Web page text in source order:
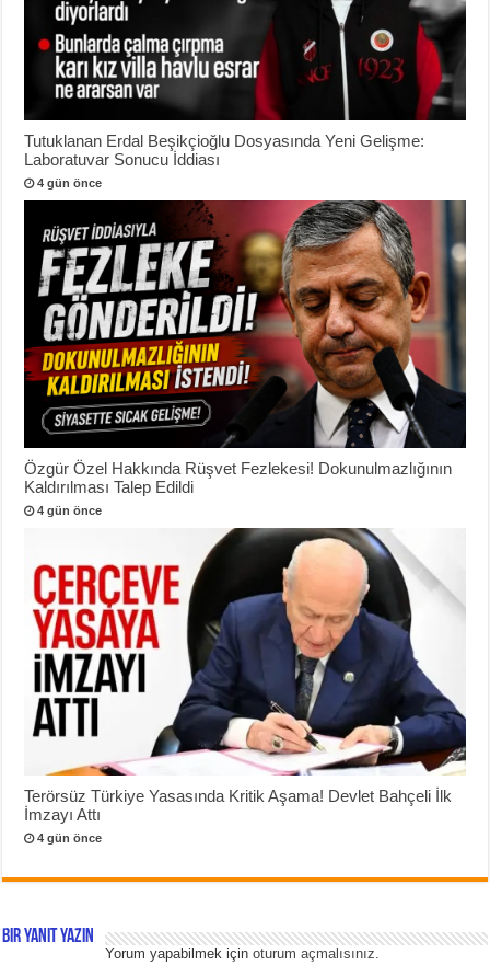
Tutuklanan Erdal Beşikçioğlu Dosyasında Yeni Gelişme:
Laboratuvar Sonucu İddiası
4 gün önce
Özgür Özel Hakkında Rüşvet Fezlekesi! Dokunulmazlığının
Kaldırılması Talep Edildi
4 gün önce
Terörsüz Türkiye Yasasında Kritik Aşama! Devlet Bahçeli İlk
İmzayı Attı
4 gün önce
Bir yanıt yazın
Yorum yapabilmek içinoturum açmalısınız